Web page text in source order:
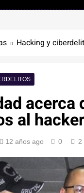
Hacking y
al
12 años ago 0 2